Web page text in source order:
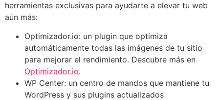
herramientas exclusivas para ayudarte a elevar tu web
aún más:
Optimizador.io: un plugin que optimiza
automáticamente todas las imágenes de tu sitio
para mejorar el rendimiento. Descubre más en
Optimizador.io.
WP Center: un centro de mandos que mantiene tu
WordPress y sus plugins actualizados